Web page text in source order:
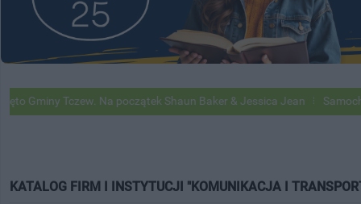
Gminy Tczew. Na początek Shaun Baker & Jessica Jean
KATALOG FIRM I INSTYTUCJI "KOMUNIKACJA I